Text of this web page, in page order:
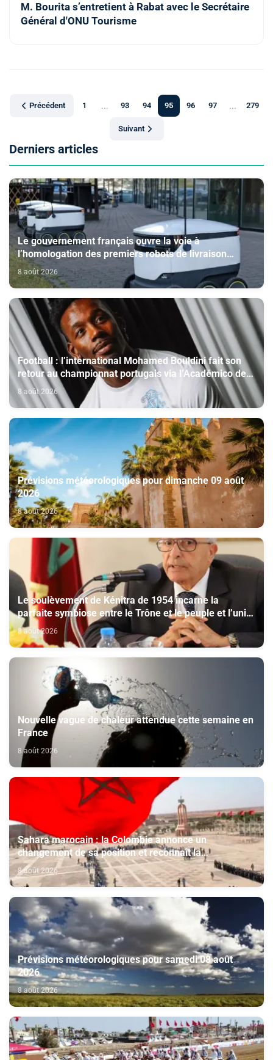
M. Bourita s’entretient à Rabat avec le Secrétaire
Général d'ONU Tourisme
Précédent 1 ... 93 94 95 96 97 ... 279
Suivant
Derniers articles
Le gouvernement français ouvre la voie à
l’homologation des premiers robots de livraison
autonome
8 août 2026
Football : l’international Mohamed Bouldini fait son
retour au championnat portugais via l’Académico de
Viseu
8 août 2026
Prévisions météorologiques pour dimanche 09 août
2026
8 août 2026
Le soulèvement de Kénitra de 1954 incarne la
parfaite symbiose entre le Trône et le peuple et l’unité
de volonté et de destin (M. El Ktiri)
8 août 2026
Nouvelle vague de chaleur attendue cette semaine en
France
8 août 2026
Sahara marocain : la Colombie annonce un
changement de sa position et reconnaît la
souveraineté du Maroc sur son Sahara
8 août 2026
Prévisions météorologiques pour samedi 08 août
2026
8 août 2026